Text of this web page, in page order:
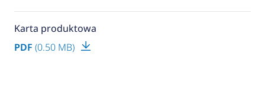
Karta produktowa
PDF (0.50 MB)